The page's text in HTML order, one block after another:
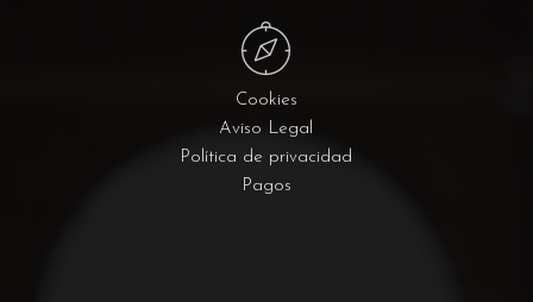
Cookies
Aviso Legal
Política de privacidad
Pagos